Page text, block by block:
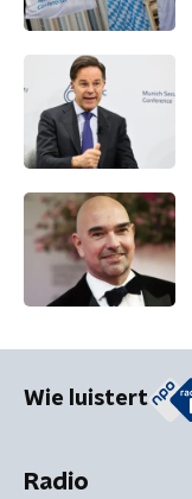
Wie luistert
Radio